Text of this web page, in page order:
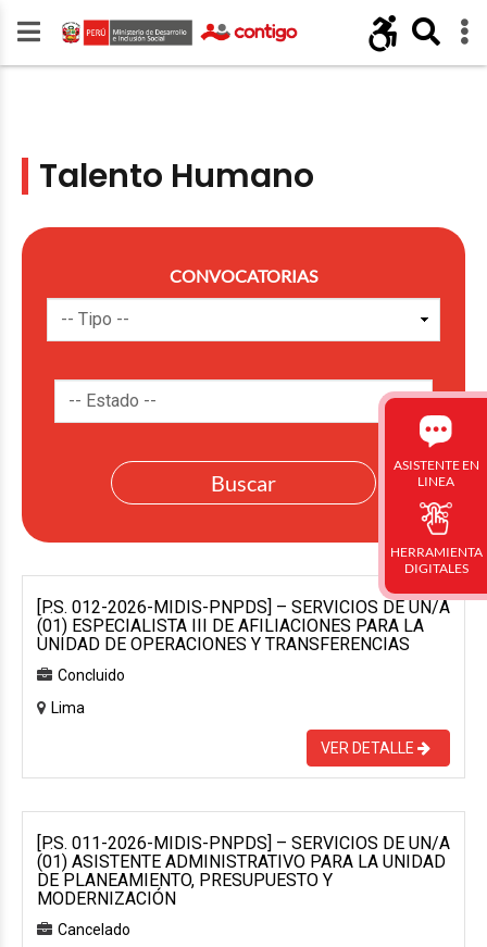
Talento Humano
CONVOCATORIAS
[P.S. 012-2026-MIDIS-PNPDS] – SERVICIOS DE UN/A
(01) ESPECIALISTA III DE AFILIACIONES PARA LA
UNIDAD DE OPERACIONES Y TRANSFERENCIAS
Concluido
Lima
VER DETALLE
[P.S. 011-2026-MIDIS-PNPDS] – SERVICIOS DE UN/A
(01) ASISTENTE ADMINISTRATIVO PARA LA UNIDAD
DE PLANEAMIENTO, PRESUPUESTO Y
MODERNIZACIÓN
Cancelado
ASISTENTE EN
LINEA
HERRAMIENTA
DIGITALES